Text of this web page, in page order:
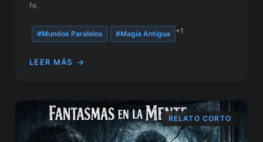
fe.
#Mundos Paralelos #Magia Antigua +1
LEER MÁS →
RELATO CORTO